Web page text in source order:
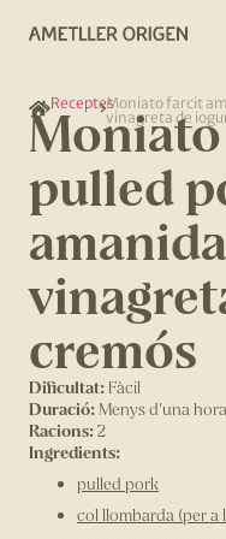
ReceptesMoniato farcit
vinagreta de
pulled
cremós
Dificultat: Fàcil
Duració: Menys d'una hora
Racions:2
Ingredients:
pulled pork
col llombarda (per a